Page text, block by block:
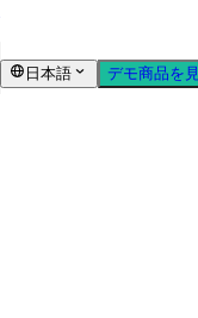
日本語 デモ商品を